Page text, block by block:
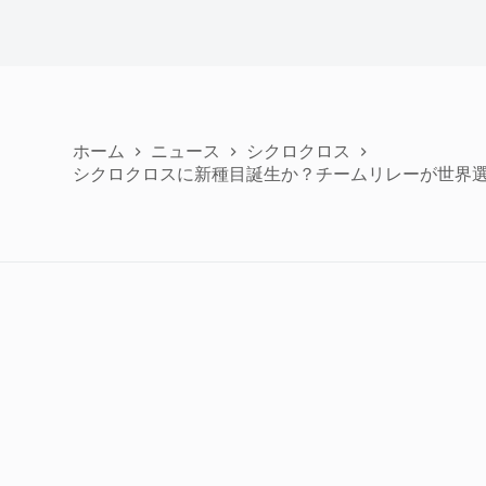
ホーム ニュース
シクロクロス
シクロクロスに新種目誕生か？チームリレーが世界